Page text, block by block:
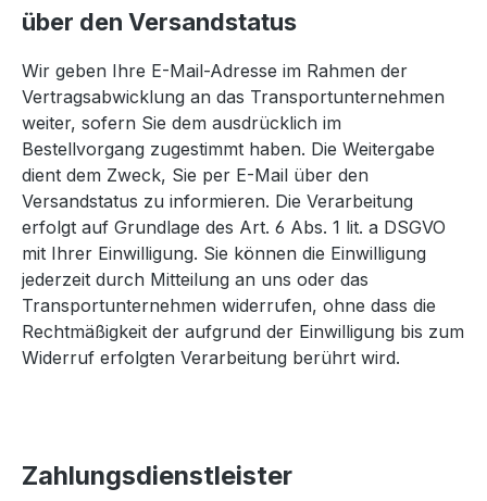
über den Versandstatus
Wir geben Ihre E-Mail-Adresse im Rahmen der
Vertragsabwicklung an das Transportunternehmen
weiter, sofern Sie dem ausdrücklich im
Bestellvorgang zugestimmt haben. Die Weitergabe
dient dem Zweck, Sie per E-Mail über den
Versandstatus zu informieren. Die Verarbeitung
erfolgt auf Grundlage des Art. 6 Abs. 1 lit. a DSGVO
mit Ihrer Einwilligung. Sie können die Einwilligung
jederzeit durch Mitteilung an uns oder das
Transportunternehmen widerrufen, ohne dass die
Rechtmäßigkeit der aufgrund der Einwilligung bis zum
Widerruf erfolgten Verarbeitung berührt wird.
Zahlungsdienstleister